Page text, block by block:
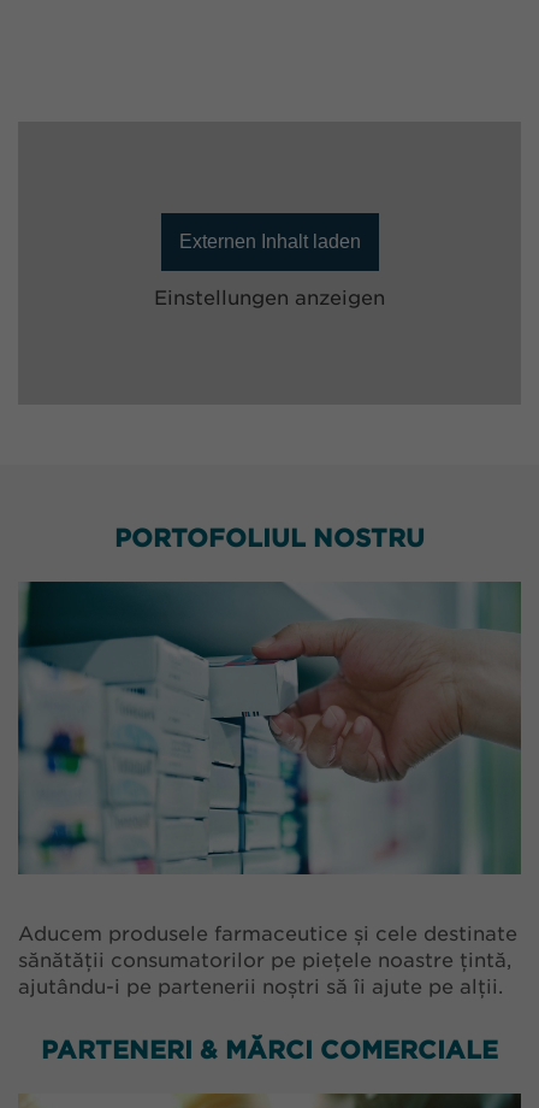
Externen Inhalt laden
Einstellungen anzeigen
PORTOFOLIUL NOSTRU
Aducem produsele farmaceutice și cele destinate
sănătății consumatorilor pe piețele noastre țintă,
ajutându-i pe partenerii noștri să îi ajute pe alții.
PARTENERI & MĂRCI COMERCIALE